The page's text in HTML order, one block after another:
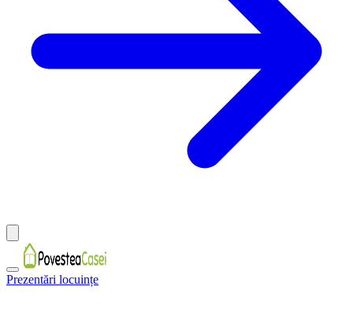
Prezentări locuințe